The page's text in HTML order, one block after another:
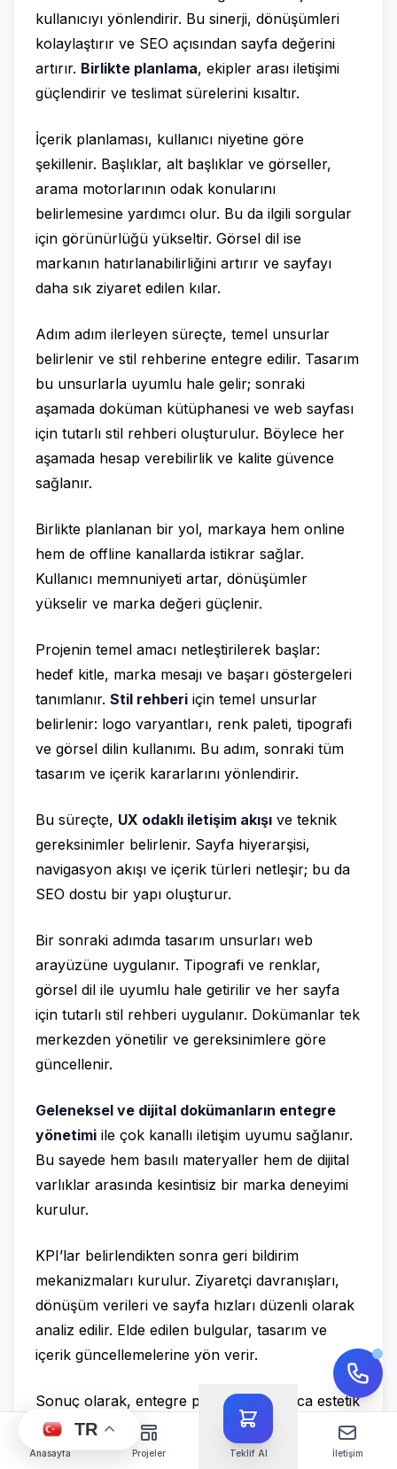
kullanıcıyı yönlendirir. Bu sinerji, dönüşümleri
kolaylaştırır ve SEO açısından sayfa değerini
artırır. Birlikte planlama, ekipler arası iletişimi
güçlendirir ve teslimat sürelerini kısaltır.
İçerik planlaması, kullanıcı niyetine göre
şekillenir. Başlıklar, alt başlıklar ve görseller,
arama motorlarının odak konularını
belirlemesine yardımcı olur. Bu da ilgili sorgular
için görünürlüğü yükseltir. Görsel dil ise
markanın hatırlanabilirliğini artırır ve sayfayı
daha sık ziyaret edilen kılar.
Adım adım ilerleyen süreçte, temel unsurlar
belirlenir ve stil rehberine entegre edilir. Tasarım
bu unsurlarla uyumlu hale gelir; sonraki
aşamada doküman kütüphanesi ve web sayfası
için tutarlı stil rehberi oluşturulur. Böylece her
aşamada hesap verebilirlik ve kalite güvence
sağlanır.
Birlikte planlanan bir yol, markaya hem online
hem de offline kanallarda istikrar sağlar.
Kullanıcı memnuniyeti artar, dönüşümler
yükselir ve marka değeri güçlenir.
Projenin temel amacı netleştirilerek başlar:
hedef kitle, marka mesajı ve başarı göstergeleri
tanımlanır. Stil rehberi için temel unsurlar
belirlenir: logo varyantları, renk paleti, tipografi
ve görsel dilin kullanımı. Bu adım, sonraki tüm
tasarım ve içerik kararlarını yönlendirir.
Bu süreçte, UX odaklı iletişim akışı ve teknik
gereksinimler belirlenir. Sayfa hiyerarşisi,
navigasyon akışı ve içerik türleri netleşir; bu da
SEO dostu bir yapı oluşturur.
Bir sonraki adımda tasarım unsurları web
arayüzüne uygulanır. Tipografi ve renklar,
görsel dil ile uyumlu hale getirilir ve her sayfa
için tutarlı stil rehberi uygulanır. Dokümanlar tek
merkezden yönetilir ve gereksinimlere göre
güncellenir.
Geleneksel ve dijital dokümanların entegre
yönetimi ile çok kanallı iletişim uyumu sağlanır.
Bu sayede hem basılı materyaller hem de dijital
varlıklar arasında kesintisiz bir marka deneyimi
kurulur.
KPI’lar belirlendikten sonra geri bildirim
mekanizmaları kurulur. Ziyaretçi davranışları,
dönüşüm verileri ve sayfa hızları düzenli olarak
analiz edilir. Elde edilen bulgular, tasarım ve
içerik güncellemelerine yön verir.
Sonuç olarak, entegre planlama yalnızca estetik
bir tercih değildir; aynı zamanda iş
performansını doğrudan etkileyen bir stratejidir.
Anasayfa Projeler Teklif Al İletişim
TR